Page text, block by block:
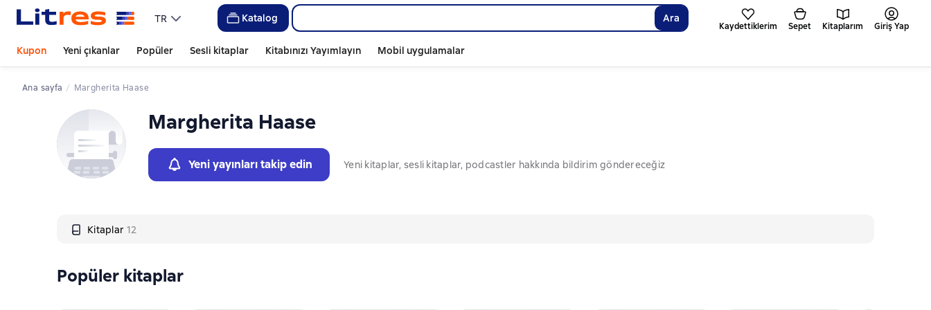
TR Katalog Ara
Kaydettiklerim Sepet Kitaplarım Giriş Yap
Kupon Yeni çıkanlar Popüler Sesli kitaplar Kitabınızı Yayımlayın Mobil uygulamalar
Ana sayfa Margherita Haase
Margherita Haase
Yeni yayınları takip edin Yeni kitaplar, sesli kitaplar, podcastler hakkında bildirim göndereceğiz
Kitaplar 12
Слайдер с книгами
Popüler kitaplar